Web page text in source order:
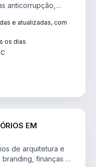
anticorrupção,
e atualizadas, com
os dias
EM
de arquitetura e
finanças e